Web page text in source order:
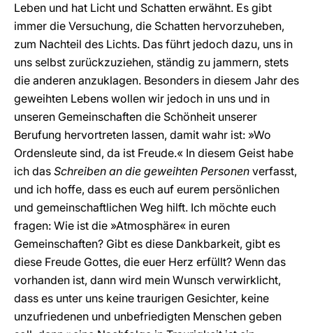
Leben und hat Licht und Schatten erwähnt. Es gibt
immer die Versuchung, die Schatten hervorzuheben,
zum Nachteil des Lichts. Das führt jedoch dazu, uns in
uns selbst zurückzuziehen, ständig zu jammern, stets
die anderen anzuklagen. Besonders in diesem Jahr des
geweihten Lebens wollen wir jedoch in uns und in
unseren Gemeinschaften die Schönheit unserer
Berufung hervortreten lassen, damit wahr ist: »Wo
Ordensleute sind, da ist Freude.« In diesem Geist habe
ich das Schreiben an die geweihten Personen verfasst,
und ich hoffe, dass es euch auf eurem persönlichen
und gemeinschaftlichen Weg hilft. Ich möchte euch
fragen: Wie ist die »Atmosphäre« in euren
Gemeinschaften? Gibt es diese Dankbarkeit, gibt es
diese Freude Gottes, die euer Herz erfüllt? Wenn das
vorhanden ist, dann wird mein Wunsch verwirklicht,
dass es unter uns keine traurigen Gesichter, keine
unzufriedenen und unbefriedigten Menschen geben